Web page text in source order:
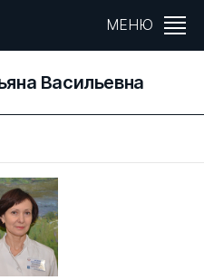
МЕНЮ
Васильевна